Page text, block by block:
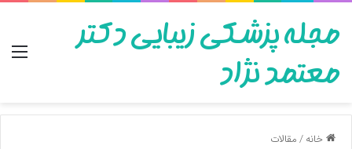
مجله پزشکی زیبایی دکتر
معتمد نژاد
خانه/مقالات